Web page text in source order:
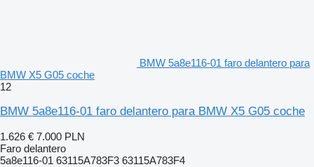
BMW 5a8e116-01 faro delantero para
BMW X5 G05 coche
12
BMW 5a8e116-01 faro delantero para BMW X5 G05 coche
1.626 € 7.000 PLN
Faro delantero
5a8e116-01 63115A783F3 63115A783F4